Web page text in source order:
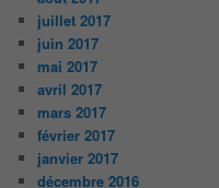
juillet 2017
juin 2017
mai 2017
avril 2017
mars 2017
février 2017
janvier 2017
décembre 2016